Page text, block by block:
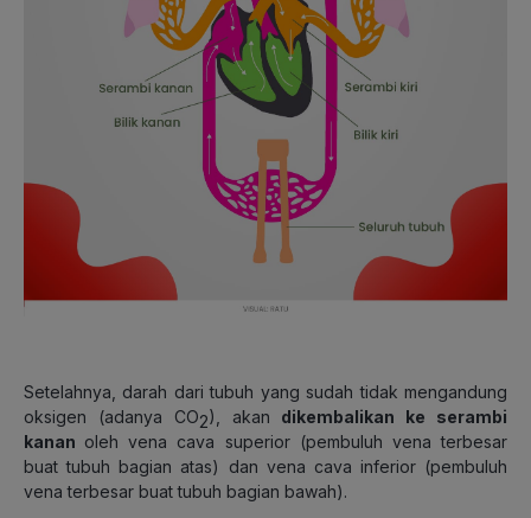
Setelahnya, darah dari tubuh yang sudah tidak mengandung
oksigen (adanya CO2), akan dikembalikan ke serambi
kanan oleh vena cava superior (pembuluh vena terbesar
buat tubuh bagian atas) dan vena cava inferior (pembuluh
vena terbesar buat tubuh bagian bawah).